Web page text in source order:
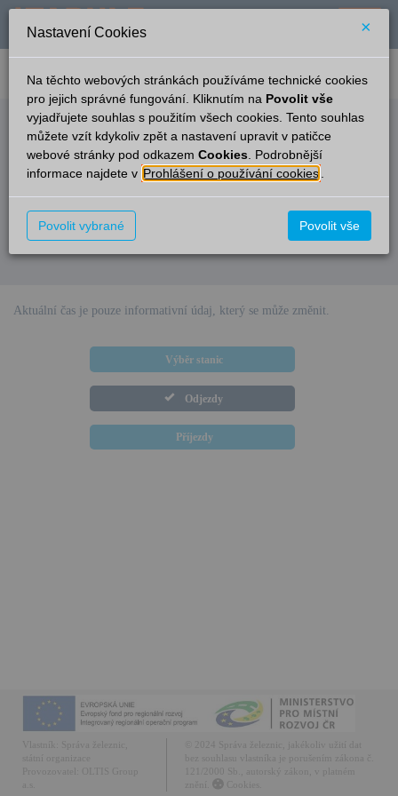
verze: 2.0.6 podpora: help-tabule@oltis.cz
English
Odjezdy
Potvorov
16:19
Čas/Aktuální Vlak/Linka Cíl/Přes Kolej
Omlouváme se, v současné době nejsou v této stanici k dispozici
elektronické informace pro cestující.
Aktuální čas je pouze informativní údaj, který se může změnit.
Výběr stanic
Odjezdy
Příjezdy
Vlastník:
Správa železnic,
OLTIS Group
© 2024 Správa železnic, jakékoliv užití dat
121/2000 Sb., autorský zákon, v platném
Nastavení Cookies ×
Na těchto webových stránkách používáme technické cookies
pro jejich správné fungování. Kliknutím na Povolit vše
vyjadřujete souhlas s použitím všech cookies. Tento souhlas
můžete vzít kdykoliv zpět a nastavení upravit v patičce
webové stránky pod odkazem Cookies . Podrobnější
informace najdete v Prohlášení o používání cookies
Povolit vybrané Povolit vše